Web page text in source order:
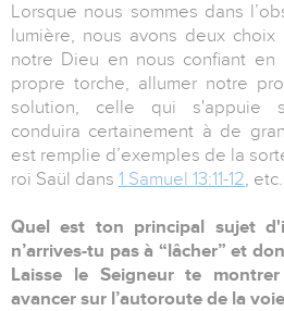
Lorsque nous sommes dans
lumière, nous avons deux
notre Dieu en nous confiant en
propre torche, allumer notre
solution, celle qui s'appuie
conduira certainement à de
est remplie d’exemples de la
roi Saül dans 1 Samuel 13:11-12,
Quel est ton principal sujet
n’arrives-tu pas à “lâcher” et
Laisse le Seigneur te
avancer sur l’autoroute de la